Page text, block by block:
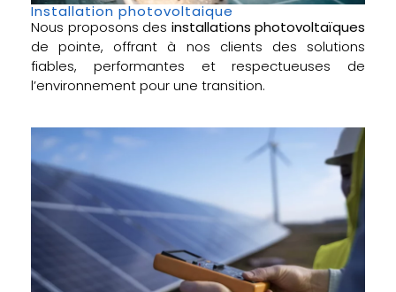
Installation photovoltaique
Nous proposons des installations photovoltaïques
de pointe, offrant à nos clients des solutions
fiables, performantes et respectueuses de
l’environnement pour une transition.